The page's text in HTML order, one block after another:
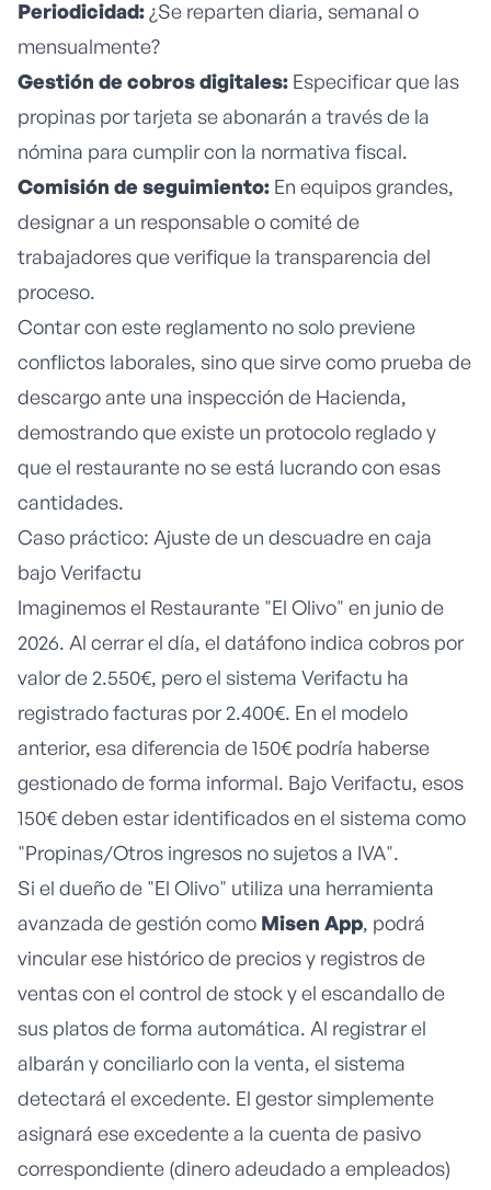
Periodicidad: ¿Se reparten diaria, semanal o
mensualmente?
Gestión de cobros digitales: Especificar que las
propinas por tarjeta se abonarán a través de la
nómina para cumplir con la normativa fiscal.
Comisión de seguimiento: En equipos grandes,
designar a un responsable o comité de
trabajadores que verifique la transparencia del
proceso.
Contar con este reglamento no solo previene
conflictos laborales, sino que sirve como prueba de
descargo ante una inspección de Hacienda,
demostrando que existe un protocolo reglado y
que el restaurante no se está lucrando con esas
cantidades.
Caso práctico: Ajuste de un descuadre en caja
bajo Verifactu
Imaginemos el Restaurante "El Olivo" en junio de
2026. Al cerrar el día, el datáfono indica cobros por
valor de 2.550€, pero el sistema Verifactu ha
registrado facturas por 2.400€. En el modelo
anterior, esa diferencia de 150€ podría haberse
gestionado de forma informal. Bajo Verifactu, esos
150€ deben estar identificados en el sistema como
"Propinas/Otros ingresos no sujetos a IVA".
Si el dueño de "El Olivo" utiliza una herramienta
avanzada de gestión como Misen App, podrá
vincular ese histórico de precios y registros de
ventas con el control de stock y el escandallo de
sus platosde forma automática. Al registrar el
albarán y conciliarlo con la venta, el sistema
detectará el excedente. El gestor simplemente
asignará ese excedente a la cuenta de pasivo
correspondiente (dinero adeudado a empleados)